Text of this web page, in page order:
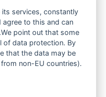
services, constantly
to this and can
point out that some
of data protection. By
that the data may be
non-EU countries).